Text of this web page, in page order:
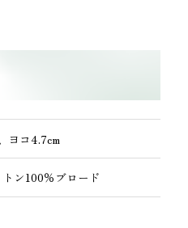
ヨコ4.7cm
ン100％ブロード